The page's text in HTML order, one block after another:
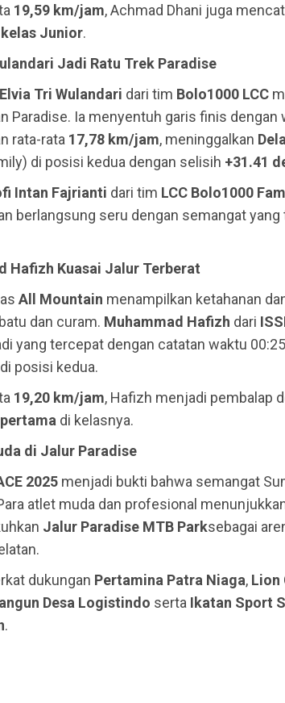
19,59 km/jam, Achmad Dhani juga
Junior.
Jadi Ratu Trek Paradise
Elvia Tri Wulandari dari tim Bolo1000 LCC
Paradise. Ia menyentuh garis finis dengan
rata-rata 17,78 km/jam, meninggalkan
di posisi kedua dengan selisih +31.41
Intan Fajrianti dari tim LCC Bolo1000
berlangsung seru dengan semangat yang
Hafizh Kuasai Jalur Terberat
All Mountain menampilkan ketahanan
dan curam. Muhammad Hafizh dari
yang tercepat dengan catatan waktu
posisi kedua.
19,20 km/jam, Hafizh menjadi pembalap
di kelasnya.
di Jalur Paradise
2025 menjadi bukti bahwa semangat
atlet muda dan profesional
Jalur Paradise MTB Parksebagai
dukungan Pertamina Patra Niaga, Lion
Desa Logistindo serta Ikatan Sport
.